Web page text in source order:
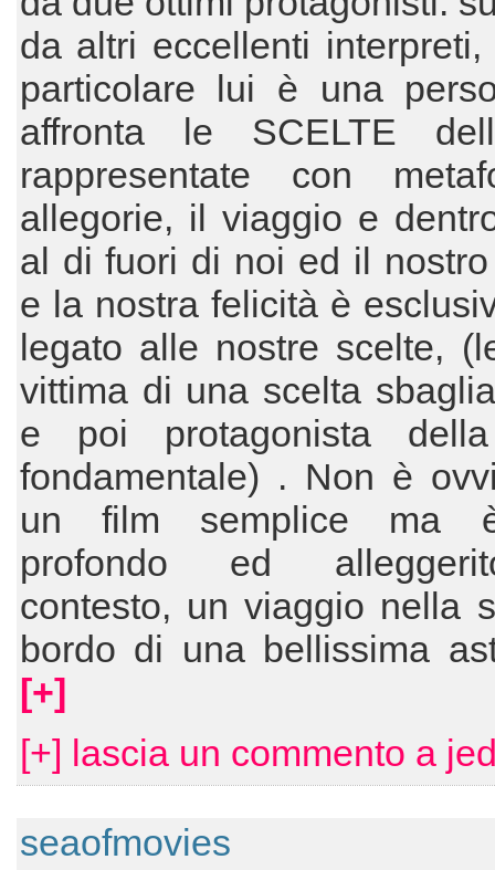
da altri eccellenti
particolare lui è una
affronta le SCELTE
rappresentate con
allegorie, il viaggio e
al di fuori di noi ed il
e la nostra felicità è
legato alle nostre scelte,
vittima di una scelta
e poi protagonista
fondamentale) . Non è
un film semplice ma
profondo ed
contesto, un viaggio nella
bordo di una bellissima
[+]
[+] lascia un commento a
seaofmovies